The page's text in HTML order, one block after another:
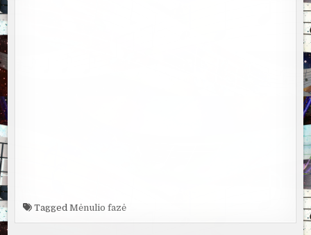
TaggedMėnulio fazė